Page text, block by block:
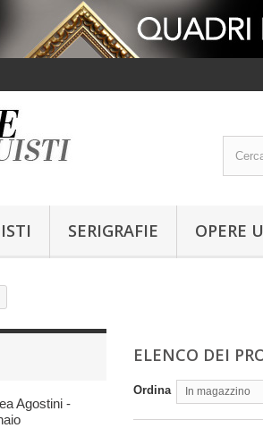
SERIGRAFIE OPERE
Agostini -
ELENCO DEI
Ordina In magazzino